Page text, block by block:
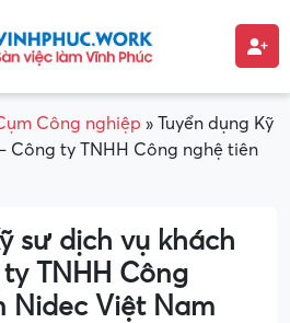
Công nghiệp » Tuyển dụng Kỹ
Công ty TNHH Công nghệ tiên
sư dịch vụ khách
TNHH Công
Nidec Việt Nam